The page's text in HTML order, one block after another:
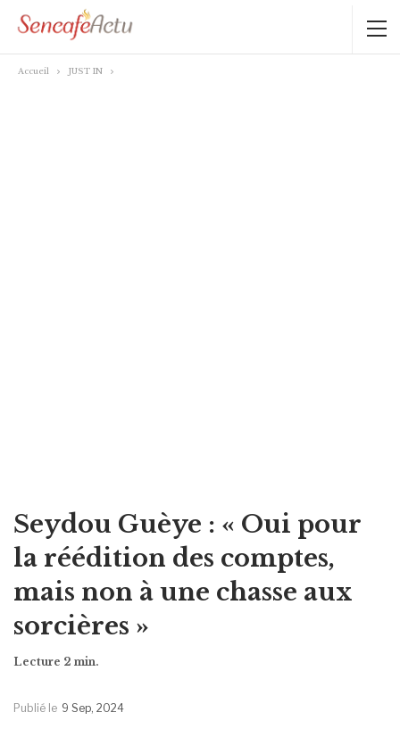
Accueil JUST IN
Seydou Guèye : « Oui pour
la réédition des comptes,
mais non à une chasse aux
sorcières »
Publié le 9 Sep, 2024